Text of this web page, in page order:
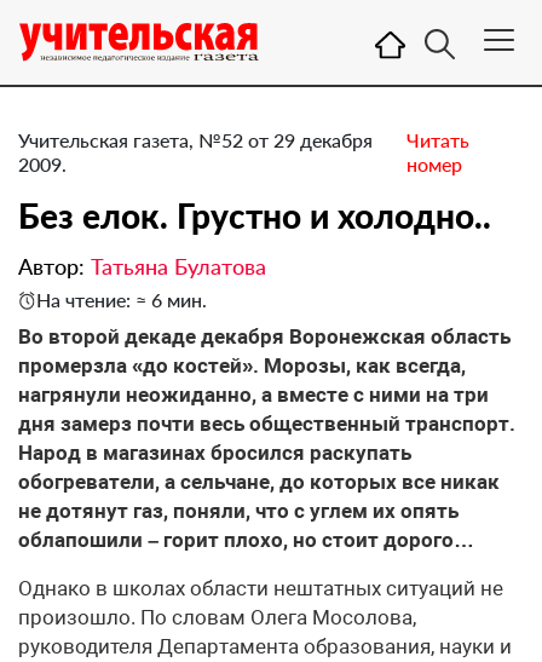
Учительская газета, №52 от 29 декабря
2009.
Читать
номер
Без елок. Грустно и холодно..
Автор: Татьяна Булатова
На чтение: ≈ 6 мин.
Во второй декаде декабря Воронежская область
промерзла «до костей». Морозы, как всегда,
нагрянули неожиданно, а вместе с ними на три
дня замерз почти весь общественный транспорт.
Народ в магазинах бросился раскупать
обогреватели, а сельчане, до которых все никак
не дотянут газ, поняли, что с углем их опять
облапошили – горит плохо, но стоит дорого…
Однако в школах области нештатных ситуаций не
произошло. По словам Олега Мосолова,
руководителя Департамента образования, науки и